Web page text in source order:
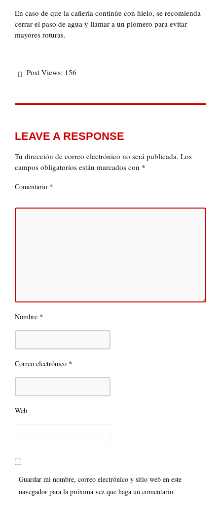
En caso de que la cañería continúe con hielo, se recomienda
cerrar el paso de agua y llamar a un plomero para evitar
mayores roturas.
Post Views: 156
LEAVE A RESPONSE
Tu dirección de correo electrónico no será publicada. Los
campos obligatorios están marcados con *
Comentario *
Nombre *
Correo electrónico *
Web
Guardar mi nombre, correo electrónico y sitio web en este
navegador para la próxima vez que haga un comentario.